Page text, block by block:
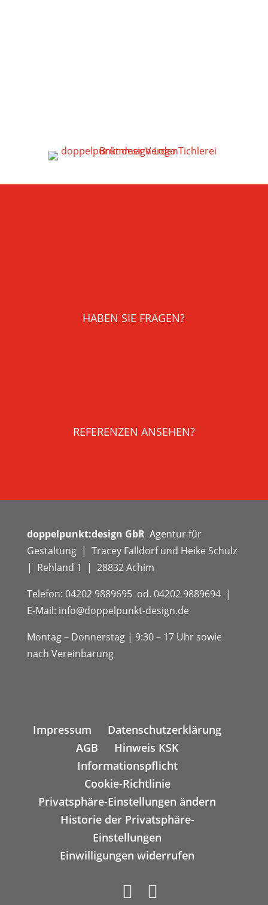
HABEN SIE FRAGEN?
REFERENZEN ANSEHEN?
doppelpunkt:design GbR Agentur für
Gestaltung | Tracey Falldorf und Heike Schulz
| Rehland 1 | 28832 Achim
Telefon: 04202 9889695 od. 04202 9889694 |
E-Mail: info@doppelpunkt-design.de
Montag – Donnerstag | 9:30 – 17 Uhr sowie
nach Vereinbarung
Impressum
Datenschutzerklärung
AGB
Hinweis KSK
Informationspflicht
Cookie-Richtlinie
Privatsphäre-Einstellungen ändern
Historie der Privatsphäre-
Einstellungen
Einwilligungen widerrufen